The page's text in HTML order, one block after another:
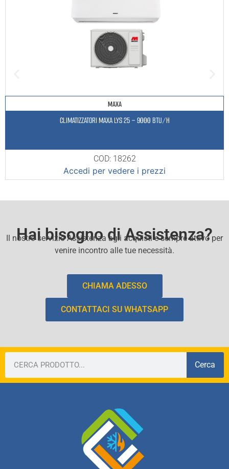
MAXA
CLIMATIZZATORI MAXA LYS 25 – 9000 BTU/H
COD: 18262
Accedi per vedere i prezzi
Hai bisogno di Assistenza?
Il nostro servizio Assistenza agli acquisti e sempre attivo per
venire incontro alle tue necessità.
CHIAMA ADESSO
CONTATTACI SU WHATSAPP
Cerca